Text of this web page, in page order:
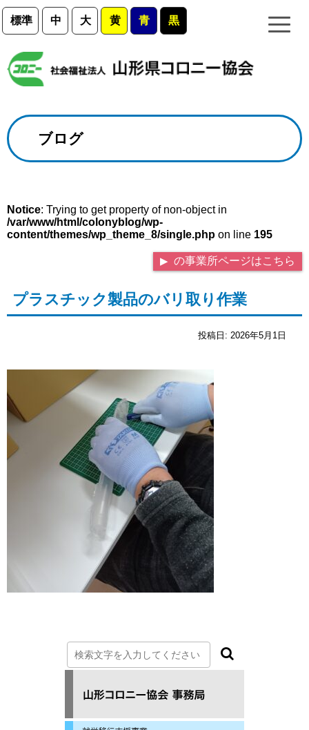
標準 中 大 黄 青 黒
ブログ
Notice: Trying to get property of non-object in
/var/www/html/colonyblog/wp-
content/themes/wp_theme_8/single.php on line 195
の事業所ページはこちら
プラスチック製品のバリ取り作業
投稿日: 2026年5月1日